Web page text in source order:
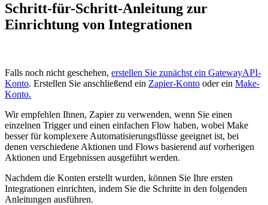
Schritt-für-Schritt-Anleitung zur
Einrichtung von Integrationen
Falls noch nicht geschehen, erstellen Sie zunächst ein GatewayAPI-
Konto. Erstellen Sie anschließend ein Zapier-Konto oder ein Make-
Konto.
Wir empfehlen Ihnen, Zapier zu verwenden, wenn Sie einen
einzelnen Trigger und einen einfachen Flow haben, wobei Make
besser für komplexere Automatisierungsflüsse geeignet ist, bei
denen verschiedene Aktionen und Flows basierend auf vorherigen
Aktionen und Ergebnissen ausgeführt werden.
Nachdem die Konten erstellt wurden, können Sie Ihre ersten
Integrationen einrichten, indem Sie die Schritte in den folgenden
Anleitungen ausführen.